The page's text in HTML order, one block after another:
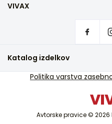
VIVAX
Kje kupiti izdelke VIVAX?
Podpora za storitve
Servisna podpora izven
Katalog izdelkov
TV in avdio
Avtorske pravice ©
Politika varstva